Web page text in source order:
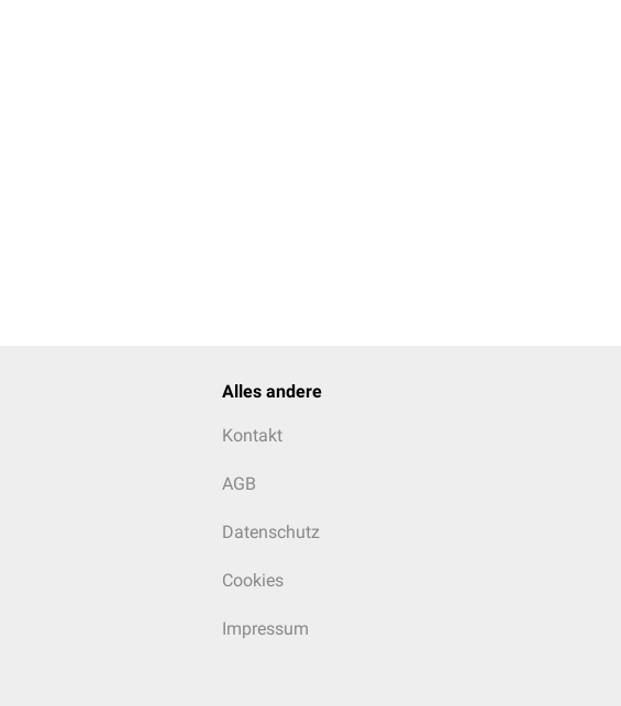
Alles andere
Kontakt
AGB
Datenschutz
Cookies
Impressum